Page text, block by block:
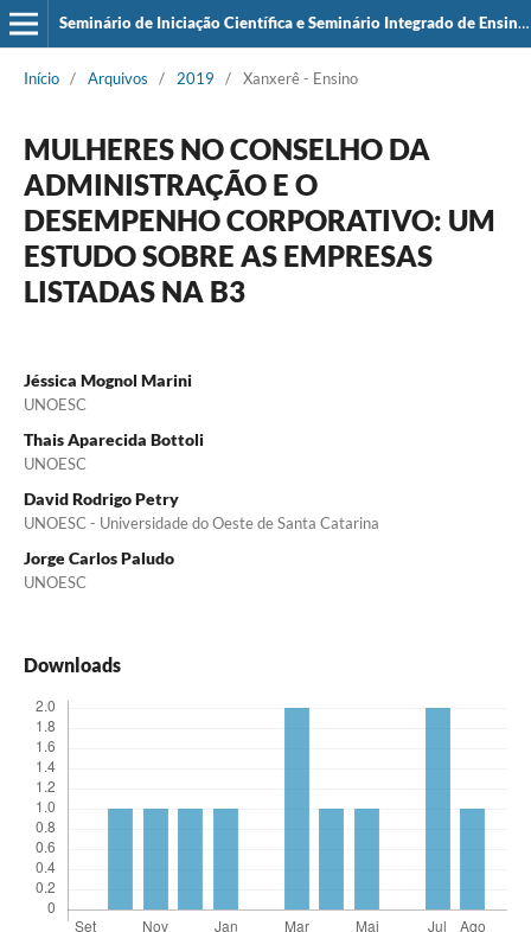
Seminário de Iniciação Científica e Seminário Integrado de Ensino, Pesquisa e Extensão (SIEPE)
Início / Arquivos / 2019 / Xanxerê - Ensino
MULHERES NO CONSELHO DA
ADMINISTRAÇÃO E O
DESEMPENHO CORPORATIVO: UM
ESTUDO SOBRE AS EMPRESAS
LISTADAS NA B3
Jéssica Mognol Marini
UNOESC
Thais Aparecida Bottoli
UNOESC
David Rodrigo Petry
UNOESC - Universidade do Oeste de Santa Catarina
Jorge Carlos Paludo
UNOESC
Downloads